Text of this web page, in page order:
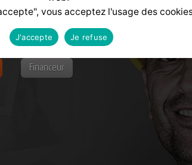
profil :
Financeur
vous acceptez l'usage des
J'accepte Je refuse